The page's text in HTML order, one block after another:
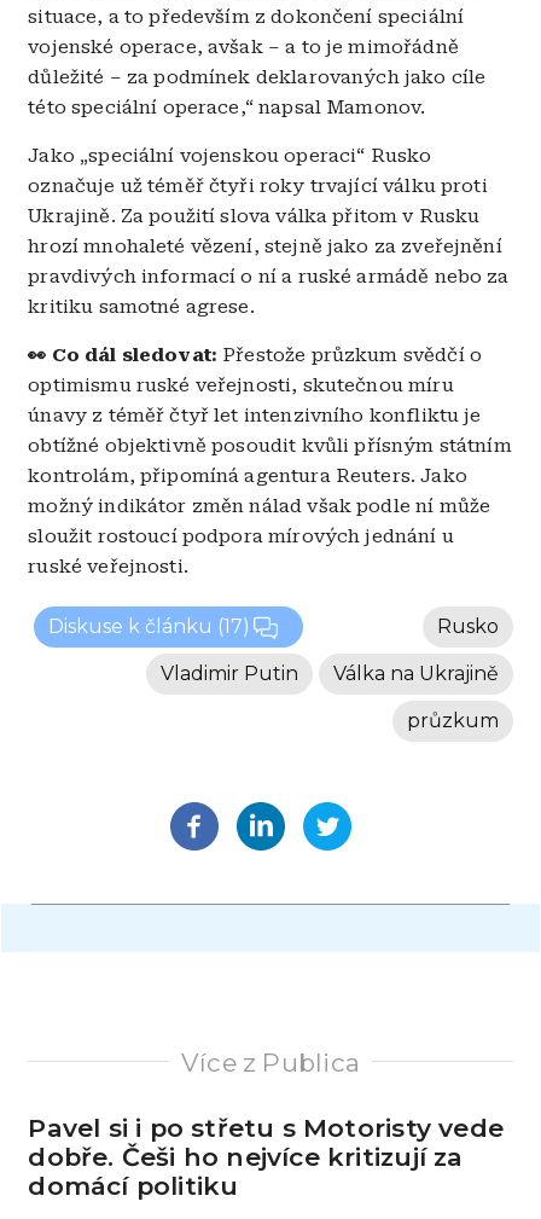
situace, a to především z dokončení speciální
vojenské operace, avšak – a to je mimořádně
důležité – za podmínek deklarovaných jako cíle
této speciální operace,“ napsal Mamonov.
Jako „speciální vojenskou operaci“ Rusko
označuje už téměř čtyři roky trvající válku proti
Ukrajině. Za použití slova válka přitom v Rusku
hrozí mnohaleté vězení, stejně jako za zveřejnění
pravdivých informací o ní a ruské armádě nebo za
kritiku samotné agrese.
👀 Co dál sledovat: Přestože průzkum svědčí o
optimismu ruské veřejnosti, skutečnou míru
únavy z téměř čtyř let intenzivního konfliktu je
obtížné objektivně posoudit kvůli přísným státním
kontrolám, připomíná agentura Reuters. Jako
možný indikátor změn nálad však podle ní může
sloužit rostoucí podpora mírových jednání u
ruské veřejnosti.
Diskuse k článku (17) Rusko
Válka na Ukrajině
Vladimir Putin
průzkum
Více z Publica
Pavel si i po střetu s Motoristy vede
dobře. Češi ho nejvíce kritizují za
domácí politiku